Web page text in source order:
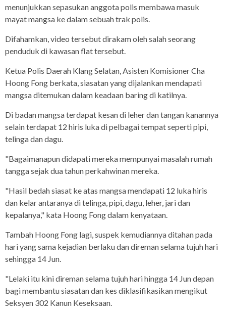
menunjukkan sepasukan anggota polis membawa masuk
mayat mangsa ke dalam sebuah trak polis.
Difahamkan, video tersebut dirakam oleh salah seorang
penduduk di kawasan flat tersebut.
Ketua Polis Daerah Klang Selatan, Asisten Komisioner Cha
Hoong Fong berkata, siasatan yang dijalankan mendapati
mangsa ditemukan dalam keadaan baring di katilnya.
Di badan mangsa terdapat kesan di leher dan tangan kanannya
selain terdapat 12 hiris luka di pelbagai tempat seperti pipi,
telinga dan dagu.
"Bagaimanapun didapati mereka mempunyai masalah rumah
tangga sejak dua tahun perkahwinan mereka.
"Hasil bedah siasat ke atas mangsa mendapati 12 luka hiris
dan kelar antaranya di telinga, pipi, dagu, leher, jari dan
kepalanya," kata Hoong Fong dalam kenyataan.
Tambah Hoong Fong lagi, suspek kemudiannya ditahan pada
hari yang sama kejadian berlaku dan direman selama tujuh hari
sehingga 14 Jun.
"Lelaki itu kini direman selama tujuh hari hingga 14 Jun depan
bagi membantu siasatan dan kes diklasifikasikan mengikut
Seksyen 302 Kanun Keseksaan.